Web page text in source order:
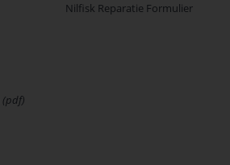
(pdf)
Nilfisk Reparatie Formulier